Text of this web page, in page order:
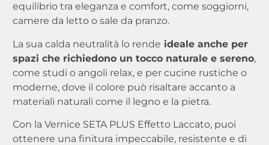
equilibrio tra eleganza e comfort, come soggiorni,
camere da letto o sale da pranzo.
La sua calda neutralità lo rende ideale anche per
spazi che richiedono un tocco naturale e sereno,
come studi o angoli relax, e per cucine rustiche o
moderne, dove il colore può risaltare accanto a
materiali naturali come il legno e la pietra.
Con la Vernice SETA PLUS Effetto Laccato, puoi
ottenere una finitura impeccabile, resistente e di